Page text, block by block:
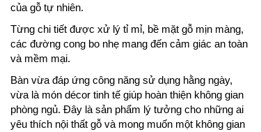
của gỗ tự nhiên.
Từng chi tiết được xử lý tỉ mỉ, bề mặt gỗ mịn màng,
các đường cong bo nhẹ mang đến cảm giác an toàn
và mềm mại.
Bàn vừa đáp ứng công năng sử dụng hằng ngày,
vừa là món décor tinh tế giúp hoàn thiện không gian
phòng ngủ. Đây là sản phẩm lý tưởng cho những ai
yêu thích nội thất gỗ và mong muốn một không gian